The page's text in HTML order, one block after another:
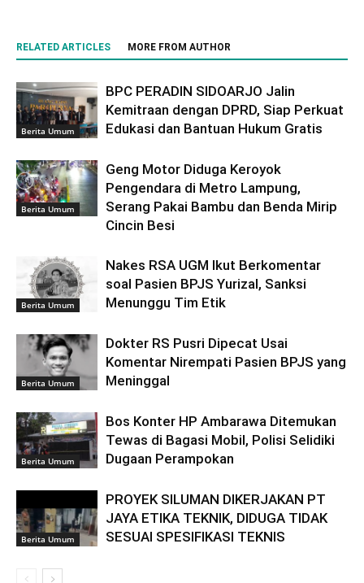
RELATED ARTICLES MORE FROM AUTHOR
Berita Umum
BPC PERADIN SIDOARJO Jalin
Kemitraan dengan DPRD, Siap Perkuat
Edukasi dan Bantuan Hukum Gratis
Berita Umum
Geng Motor Diduga Keroyok
Pengendara di Metro Lampung,
Serang Pakai Bambu dan Benda Mirip
Cincin Besi
Berita Umum
Nakes RSA UGM Ikut Berkomentar
soal Pasien BPJS Yurizal, Sanksi
Menunggu Tim Etik
Berita Umum
Dokter RS Pusri Dipecat Usai
Komentar Nirempati Pasien BPJS yang
Meninggal
Berita Umum
Bos Konter HP Ambarawa Ditemukan
Tewas di Bagasi Mobil, Polisi Selidiki
Dugaan Perampokan
Berita Umum
PROYEK SILUMAN DIKERJAKAN PT
JAYA ETIKA TEKNIK, DIDUGA TIDAK
SESUAI SPESIFIKASI TEKNIS